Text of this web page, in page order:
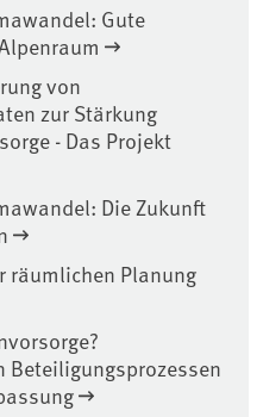
Gute
von
zur Stärkung
- Das Projekt
Die Zukunft
räumlichen Planung